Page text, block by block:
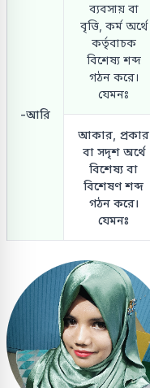
-আরি
ব্যবসায় বা
বৃত্তি, কর্ম অর্থে
কর্তৃবাচক
বিশেষ্য শব্দ
গঠন করে।
যেমনঃ
আকার, প্রকার
বা সদৃশ অর্থে
বিশেষ্য বা
বিশেষণ শব্দ
গঠন করে।
যেমনঃ